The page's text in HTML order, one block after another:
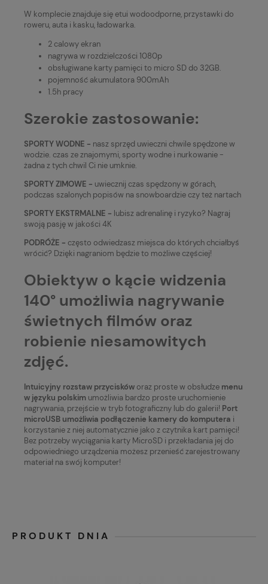
W komplecie znajduje się etui wodoodporne, przystawki do
roweru, auta i kasku, ładowarka.
2 calowy ekran
nagrywa w rozdzielczości 1080p
obsługiwane karty pamięci to micro SD do 32GB.
pojemność akumulatora 900mAh
1.5h pracy
Szerokie zastosowanie:
SPORTY WODNE - nasz sprzęd uwieczni chwile spędzone w
wodzie. czas ze znajomymi, sporty wodne i nurkowanie -
żadna z tych chwil Ci nie umknie.
SPORTY ZIMOWE - uwiecznij czas spędzony w górach,
podczas szalonych popisów na snowboardzie czy też nartach
SPORTY EKSTRMALNE - lubisz adrenalinę i ryzyko? Nagraj
swoją pasję w jakości 4K
PODRÓŻE - często odwiedzasz miejsca do których chciałbyś
wrócić? Dzięki nagraniom będzie to możliwe częściej!
Obiektyw o kącie widzenia
140° umożliwia nagrywanie
świetnych filmów oraz
robienie niesamowitych
zdjęć.
Intuicyjny rozstaw przyciskóworaz proste w obsłudze menu
w języku polskim umożliwia bardzo proste uruchomienie
nagrywania, przejście w tryb fotograficzny lub do galerii! Port
microUSB umożliwia podłączenie kamery do komputera i
korzystanie z niej automatycznie jako z czytnika kart pamięci!
Bez potrzeby wyciągania karty MicroSD i przekładania jej do
odpowiedniego urządzenia możesz przenieść zarejestrowany
materiał na swój komputer!
PRODUKT DNIA